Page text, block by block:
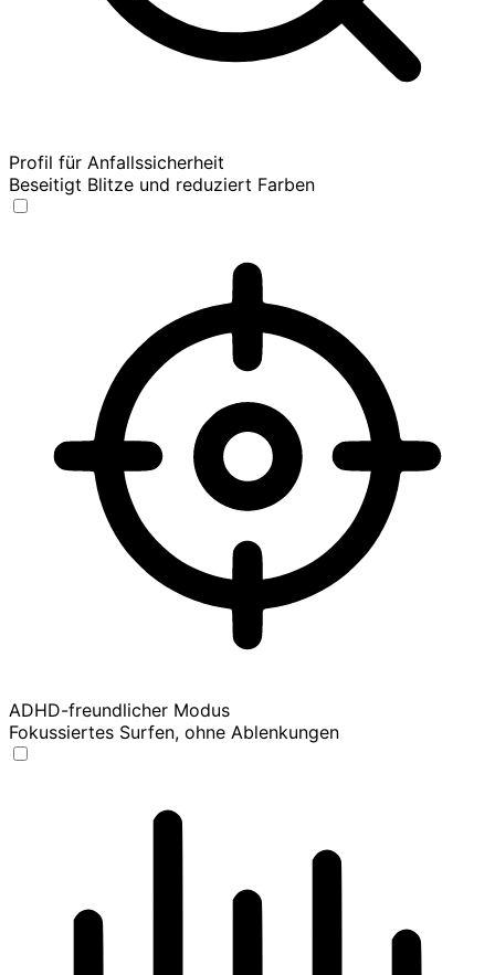
Profil für Anfallssicherheit
Beseitigt Blitze und reduziert Farben
ADHD-freundlicher Modus
Fokussiertes Surfen, ohne Ablenkungen